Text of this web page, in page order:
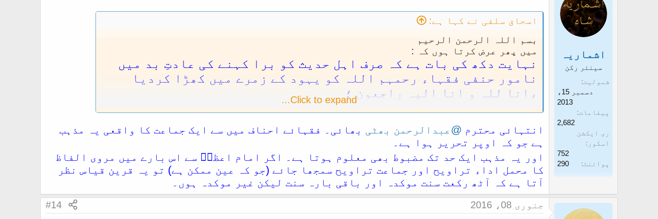
اشماریہ
سینئر رکن
شمولیت
دسمبر 15،
2013
پیغامات
2,682
ری ایکشن
اسکور
752
پوائنٹ
290
اسحاق سلفی نے کہا ہے:
بسم اللہ الرحمن الرحیم
میں پھر عرض کرتا ہوں کہ :
نہایت دکھ کی بات ہے کہ صرف اہل حدیث کو برا کہنے کی عادتِ بد میں
نامور حنفی فقہاء رحمہم اللہ کو یہود کے زمرے میں کھڑا کردیا
،انا للہ و انا الیہ راجعون ؛
اور اسی لئے علماء کہتے ہیں کہ تقلید اور جہالت کا چولی دامن کا ساتھ ہے ؛
كمال الدين محمد بن عبد الواحد السيواسي المعروف بابن الهمام (المتوفى: 861ھ):
وَأَمَّا مَا رَوَى ابْنُ أَبِي شَيْبَةَ فِي مُصَنَّفِهِ وَالطَّبَرَانِيُّ وَعِنْدَ الْبَيْهَقِيّ مِنْ حَدِيثِ ابْنِ عَبَّاسٍ
«أَنَّهُ - صَلَّى اللَّهُ عَلَيْهِ وَسَلَّمَ - كَانَ يُصَلِّي فِي رَمَضَانَ عِشْرِينَ رَكْعَةً سِوَى الْوِتْرِ» فَضَعِيفٌ بِأَبِي
شَيْبَةَ إبْرَاهِيمَ بْنِ عُثْمَانَ جَدِّ الْإِمَامِ أَبِي بَكْرِ بْنِ أَبِي شَيْبَةَ مُتَّفَقٌ عَلَى ضَعْفِهِ مَعَ مُخَالِفَتِهِ
لِلصَّحِيحِ
اور جو ابن عباس رضی اللہ عنہ سے جو ابن ابی شیبہ، طبرانی اور بیہقی رحمہم اللہ نے
Click to expand...
انتہائی محترم @عبدالرحمن بھٹی بھائی۔ فقہائے احناف میں سے ایک جماعت کا واقعی یہ مذہب
ہے جو کہ اوپر تحریر ہوا ہے۔
اور یہ مذہب ایک حد تک مضبوط بھی معلوم ہوتا ہے۔ اگر امام اعظمؒ سے اس بارے میں مروی الفاظ
کا محمل اداء تراویح اور جماعت تراویح سمجھا جائے (جو کہ عین ممکن ہے) تو یہ قرین قیاس نظر
آتا ہے کہ آٹھ رکعت سنت موکدہ اور باقی بارہ سنت لیکن غیر موکدہ ہوں۔
جنوری 08، 2016 #14